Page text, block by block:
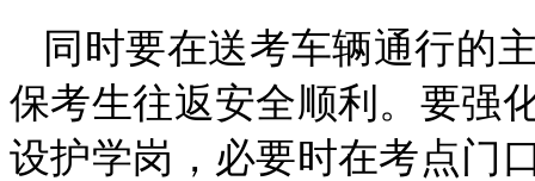
同时要在送考车辆通行的
保考生往返安全顺利。要强
设护学岗，必要时在考点门